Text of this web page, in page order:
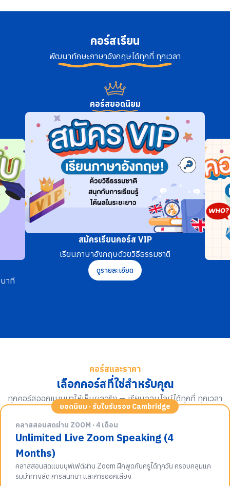
คอร์สเรียน
พัฒนาทักษะภาษาอังกฤษได้ทุกที่ ทุกเวลา
าที
คอร์สยอดนิยม
สมัครเรียนคอร์ส VIP
เรียนภาษาอังกฤษด้วยวิธีธรรมชาติ
ดูรายละเอียด
คอร์สและราคา
เลือกคอร์สที่ใช่สำหรับคุณ
ทุกคอร์สออกแบบมาให้เห็นผลจริง — เรียนออนไลน์ได้ทุกที่ ทุกเวลา
ยอดนิยม · รับใบรับรอง Cambridge
คลาสสอนสดผ่าน ZOOM · 4 เดือน
Unlimited Live Zoom Speaking (4
Months)
คลาสสอนสดแบบบุฟเฟต์ผ่าน Zoom ฝึกพูดกับครูได้ทุกวัน ครอบคลุมแก
รมม่าทางลัด การสนทนา และการออกเสียง